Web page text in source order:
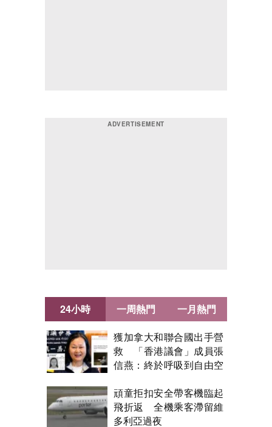
24小時
獲加拿大和聯合國出手營
救 「香港議會」成員張
信燕：終於呼吸到自由空
頑童拒扣安全帶客機臨起
飛折返 全機乘客滯留維
多利亞過夜
一周熱門 一月熱門